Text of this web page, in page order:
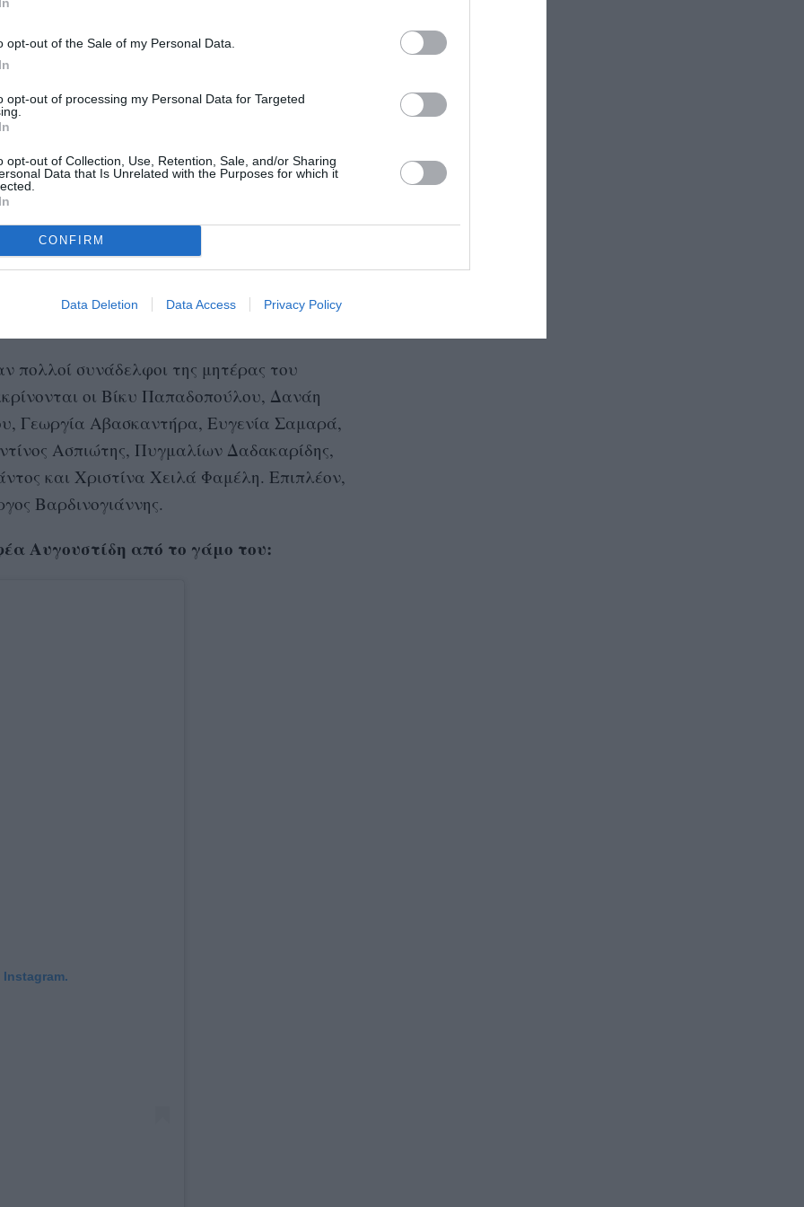
opt-out of the Sale of my Personal Data.
opt-out of processing my Personal Data for Targeted
opt-out of Collection, Use, Retention, Sale, and/or Sharing
Data that Is Unrelated with the Purposes for which it
CONFIRM
Data Deletion Data Access Privacy Policy
γαμπρού,Ντίνος Αυγουστίδης
δείχνουν τον ηθοποιό να
που επέλεξε ηΓεωργία Κρασσά– ένα
το οποίο συνδύασε με λευκό, τούλινο
Προμηθέας Αλειφερόπουλος και η σκηνοθέτις
Αχιλλέα Κωνσταντίνου ήταν η Ελένη
πολλοί συνάδελφοι της μητέρας του
οι Βίκυ Παπαδοπούλου, Δανάη
Γεωργία Αβασκαντήρα, Ευγενία Σαμαρά,
Ασπιώτης, Πυγμαλίων Δαδακαρίδης,
και Χριστίνα Χειλά Φαμέλη. Επιπλέον,
Βαρδινογιάννης.
Αυγουστίδη από το γάμο του:
Instagram.